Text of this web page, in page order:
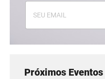
Próximos Eventos